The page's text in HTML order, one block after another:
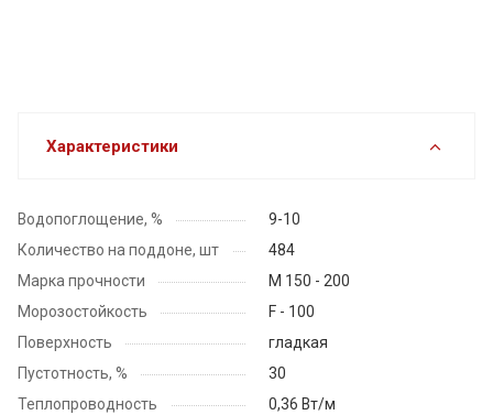
Характеристики
Водопоглощение, %
9-10
Количество на поддоне, шт
484
Марка прочности
М 150 - 200
Морозостойкость
F - 100
Поверхность
гладкая
Пустотность, %
30
Теплопроводность
0,36 Вт/м